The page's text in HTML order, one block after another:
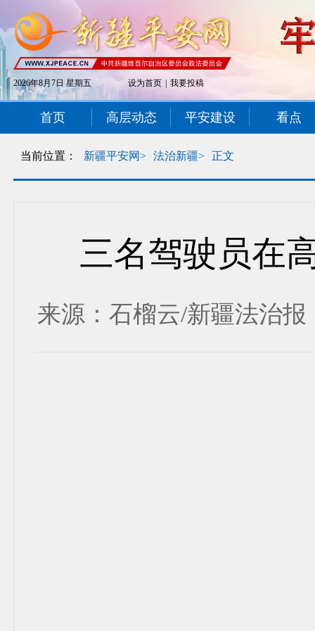
2026年8月7日 星期五 设为首页 我要投稿
首页 高层动态 平安建设 看点
当前位置： 新疆平安网> 法治新疆> 正文
三名驾驶员在
来源：石榴云/新疆法治